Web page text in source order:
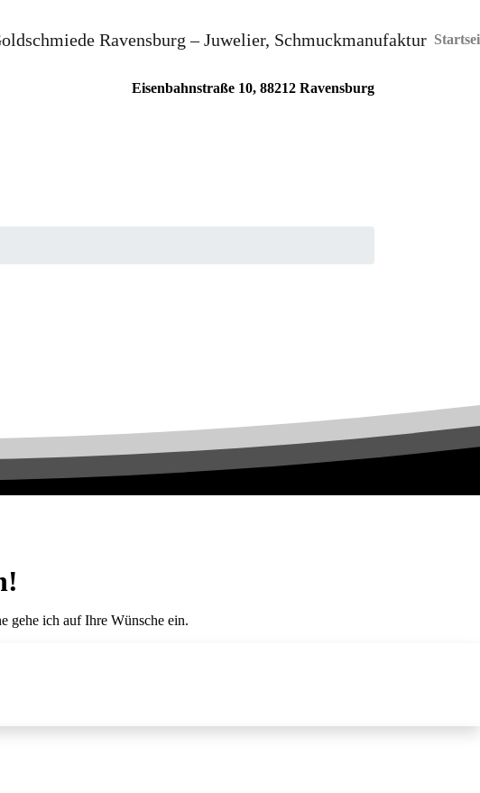
Eisenbahnstraße 10, 88212 Ravensburg
gehe ich auf Ihre Wünsche ein.